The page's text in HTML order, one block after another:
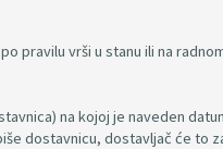
pravilu vrši u stanu ili na
na kojoj je naveden
dostavnicu, dostavljač će to